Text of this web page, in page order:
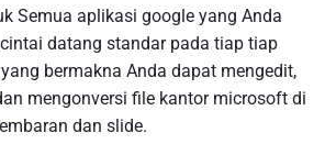
Semua aplikasi google yang Anda
datang standar pada tiap tiap
bermakna Anda dapat mengedit,
mengonversi file kantor microsoft di
dan slide.